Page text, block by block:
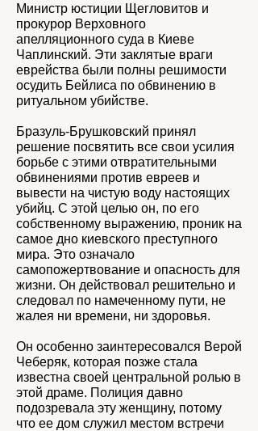
Министр юстиции Щегловитов и
прокурор Верховного
апелляционного суда в Киеве
Чаплинский. Эти заклятые враги
еврейства были полны решимости
осудить Бейлиса по обвинению в
ритуальном убийстве.
Бразуль-Брушковский принял
решение посвятить все свои усилия
борьбе с этими отвратительными
обвинениями против евреев и
вывести на чистую воду настоящих
убийц. С этой целью он, по его
собственному выражению, проник на
самое дно киевского преступного
мира. Это означало
самопожертвование и опасность для
жизни. Он действовал решительно и
следовал по намеченному пути, не
жалея ни времени, ни здоровья.
Он особенно заинтересовался Верой
Чеберяк, которая позже стала
известна своей центральной ролью в
этой драме. Полиция давно
подозревала эту женщину, потому
что ее дом служил местом встречи